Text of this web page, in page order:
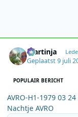
martinja
Geplaatst9 juli
POPULAIR BERICHT
AVRO-H1-1979 03
Nachtje AVRO